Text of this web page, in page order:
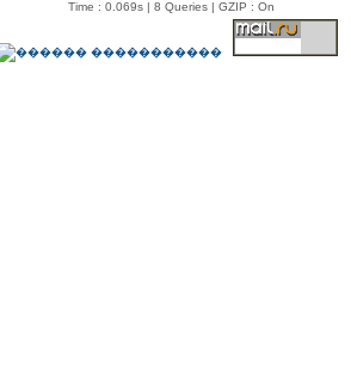
Time : 0.069s | 8 Queries | GZIP : On